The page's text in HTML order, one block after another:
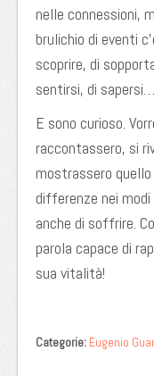
nelle connessioni,
brulichio di eventi
scoprire, di
sentirsi, di sapersi…
E sono curioso.
raccontassero, si
mostrassero
differenze nei modi
anche di soffrire.
parola capace di
sua vitalità!
Categorie: Eugenio